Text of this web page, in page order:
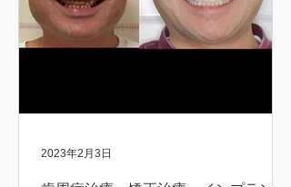
2023年2月3日